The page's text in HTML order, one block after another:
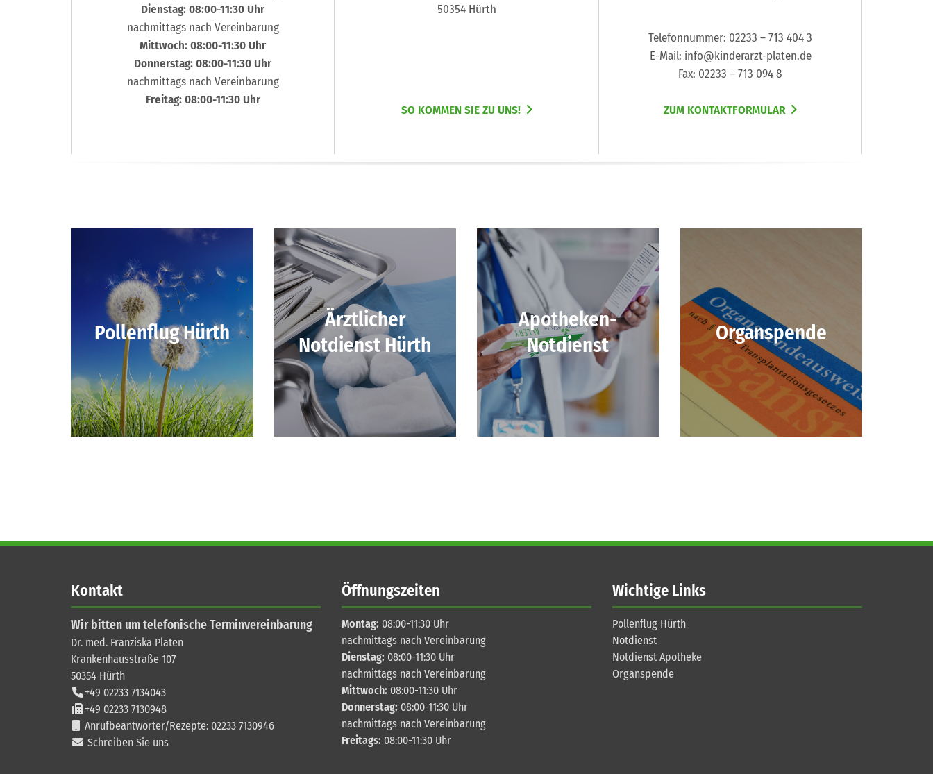
Dienstag: 08:00-11:30 Uhr
nachmittags nach Vereinbarung
Mittwoch: 08:00-11:30 Uhr
Donnerstag: 08:00-11:30 Uhr
nachmittags nach Vereinbarung
Freitag: 08:00-11:30 Uhr
50354 Hürth
SO KOMMEN SIE ZU UNS!
Telefonnummer: 02233 – 713 404 3
E-Mail: info@kinderarzt-platen.de
Fax: 02233 – 713 094 8
ZUM KONTAKTFORMULAR
Pollenflug Hürth
Ärztlicher
Notdienst Hürth
Apotheken-
Notdienst
Organspende
Kontakt
Wir bitten um telefonische Terminvereinbarung
Dr. med. Franziska Platen
Krankenhausstraße 107
50354 Hürth
+49 02233 7134043
+49 02233 7130948
Anrufbeantworter/Rezepte: 02233 7130946
Schreiben Sie uns
Öffnungszeiten
Montag: 08:00-11:30 Uhr
nachmittags nach Vereinbarung
Dienstag: 08:00-11:30 Uhr
nachmittags nach Vereinbarung
Mittwoch: 08:00-11:30 Uhr
Donnerstag: 08:00-11:30 Uhr
nachmittags nach Vereinbarung
Freitags: 08:00-11:30 Uhr
Wichtige Links
Pollenflug Hürth
Notdienst
Notdienst Apotheke
Organspende